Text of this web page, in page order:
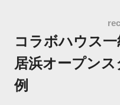
コラボハウス
居浜オープン
例